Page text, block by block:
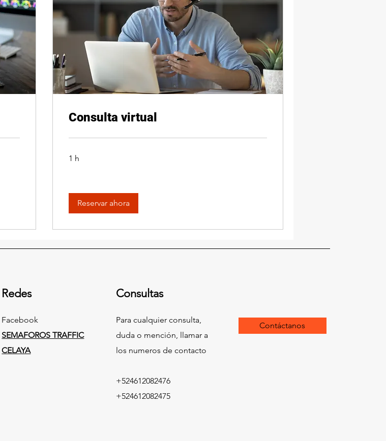
Consulta virtual
1 h
Reservar ahora
Redes
Facebook
SEMAFOROS TRAFFIC
CELAYA
Consultas
Para cualquier consulta,
duda o mención, llamar a
los numeros de contacto
+524612082476
+524612082475
Contáctanos